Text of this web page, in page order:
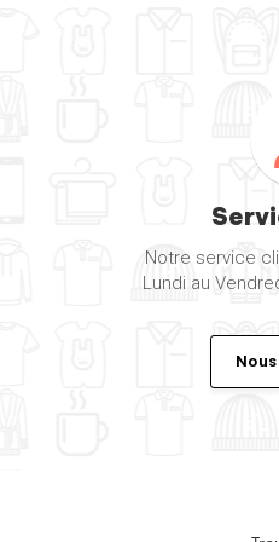
Notre service
Lundi au